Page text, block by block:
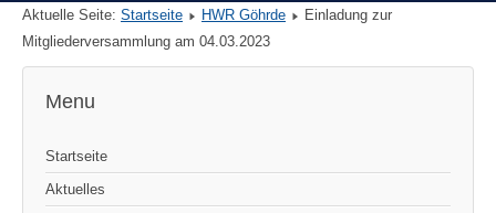
Aktuelle Seite: Startseite HWR Göhrde
Einladung zur
Mitgliederversammlung am 04.03.2023
Menu
Startseite
Aktuelles